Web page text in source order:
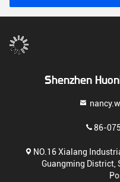
Plug
Shenzhen
86-
NO.16 Xialang
Guangming District,